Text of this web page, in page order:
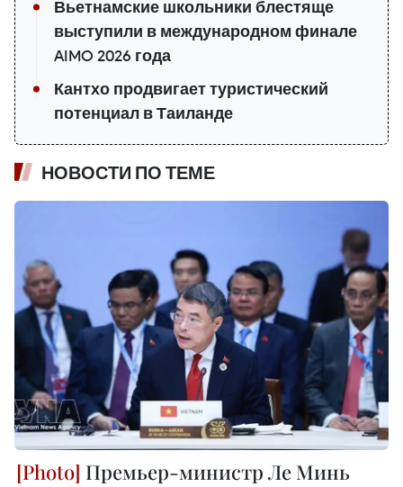
Вьетнамские школьники блестяще
выступили в международном финале
AIMO 2026 года
Кантхо продвигает туристический
потенциал в Таиланде
НОВОСТИ ПО ТЕМЕ
Премьер-министр Ле Минь